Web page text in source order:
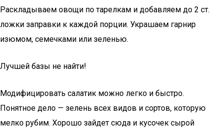
Раскладываем овощи по тарелкам и добавляем до 2 ст.
ложки заправки к каждой порции. Украшаем гарнир
изюмом, семечками или зеленью.
Лучшей базы не найти!
Модифицировать салатик можно легко и быстро.
Понятное дело — зелень всех видов и сортов, которую
мелко рубим. Хорошо зайдет сюда и кусочек сырой